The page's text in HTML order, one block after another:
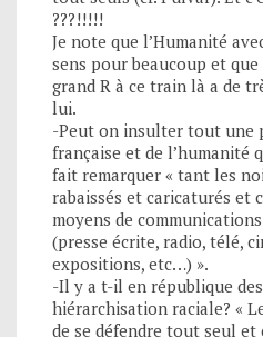
???!!!!!
Je note que l’Humanité
sens pour beaucoup et
grand R à ce train là a de
lui.
-Peut on insulter tout une
française et de l’humanité
fait remarquer « tant les
rabaissés et caricaturés et
moyens de
(presse écrite, radio, télé,
expositions, etc…) ».
-Il y a t-il en république
hiérarchisation raciale? «
de se défendre tout seul et